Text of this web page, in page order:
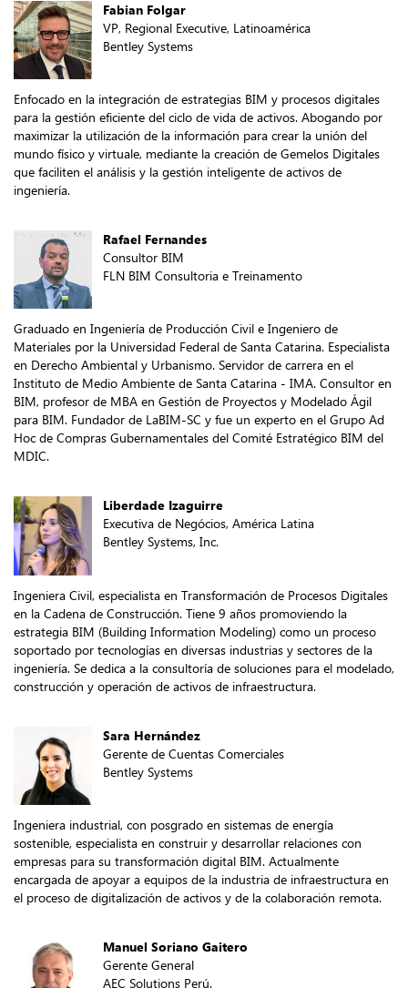
Fabian Folgar
VP, Regional Executive, Latinoamérica
Bentley Systems
Enfocado en la integración de estrategias BIM y procesos digitales
para la gestión eficiente del ciclo de vida de activos. Abogando por
maximizar la utilización de la información para crear la unión del
mundo físico y virtuale, mediante la creación de Gemelos Digitales
que faciliten el análisis y la gestión inteligente de activos de
ingeniería.
Rafael Fernandes
Consultor BIM
FLN BIM Consultoria e Treinamento
Graduado en Ingeniería de Producción Civil e Ingeniero de
Materiales por la Universidad Federal de Santa Catarina. Especialista
en Derecho Ambiental y Urbanismo. Servidor de carrera en el
Instituto de Medio Ambiente de Santa Catarina - IMA. Consultor en
BIM, profesor de MBA en Gestión de Proyectos y Modelado Ágil
para BIM. Fundador de LaBIM-SC y fue un experto en el Grupo Ad
Hoc de Compras Gubernamentales del Comité Estratégico BIM del
MDIC.
Liberdade Izaguirre
Executiva de Negócios, América Latina
Bentley Systems, Inc.
Ingeniera Civil, especialista en Transformación de Procesos Digitales
en la Cadena de Construcción. Tiene 9 años promoviendo la
estrategia BIM (Building Information Modeling) como un proceso
soportado por tecnologías en diversas industrias y sectores de la
ingeniería. Se dedica a la consultoría de soluciones para el modelado,
construcción y operación de activos de infraestructura.
Sara Hernández
Gerente de Cuentas Comerciales
Bentley Systems
Ingeniera industrial, con posgrado en sistemas de energía
sostenible, especialista en construir y desarrollar relaciones con
empresas para su transformación digital BIM. Actualmente
encargada de apoyar a equipos de la industria de infraestructura en
el proceso de digitalización de activos y de la colaboración remota.
Manuel Soriano Gaitero
Gerente General
AEC Solutions Perú.